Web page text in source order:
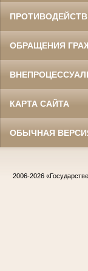
ОБРАЩЕНИЯ
КАРТА САЙТА
ОБЫЧНАЯ
2006-2026